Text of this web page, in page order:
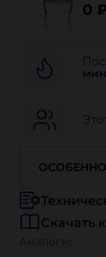
0
Скачать